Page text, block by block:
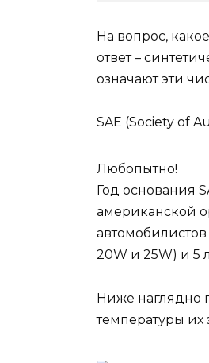
На вопрос,
ответ –
означают эти
SAE (Society of
Любопытно!
Год основания
американской
автомобилистов
20W и 25W) и 5
Ниже наглядно
температуры их